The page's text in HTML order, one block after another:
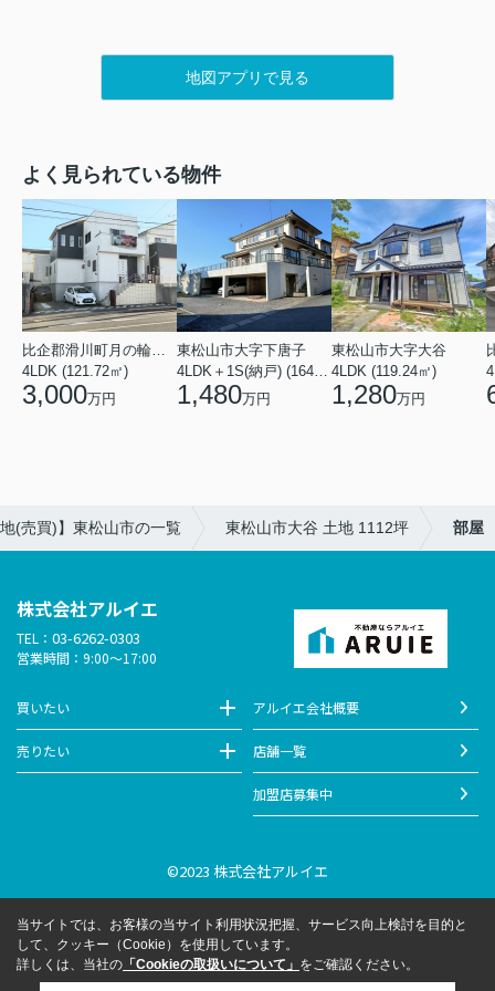
地図アプリで見る
よく見られている物件
4LDK (121.72㎡)
3,000万円
東松山市大字下唐子
1,480万円
東松山市大字大谷
4LDK (119.24㎡)
1,280万円
(売買)】東松山市の一覧 東松山市大谷 土地 1112坪 部屋
株式会社アルイエ
TEL： 03-6262-0303
営業時間：9:00～17:00
買いたい
売りたい
アルイエ会社概要
店舗一覧
加盟店募集中
©2023 株式会社アルイエ
当サイトでは、お客様の当サイト利用状況把握、サービス向上検討を目的と
して、クッキー（Cookie）を使用しています。
詳しくは、当社の 「Cookieの取扱いについて」 をご確認ください。